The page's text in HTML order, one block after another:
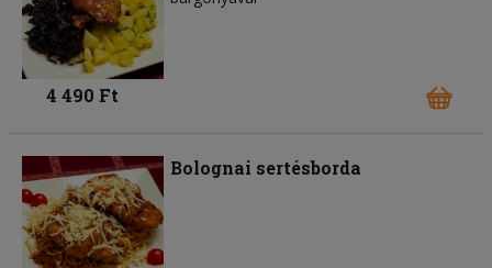
4 490 Ft
Bolognai sertésborda